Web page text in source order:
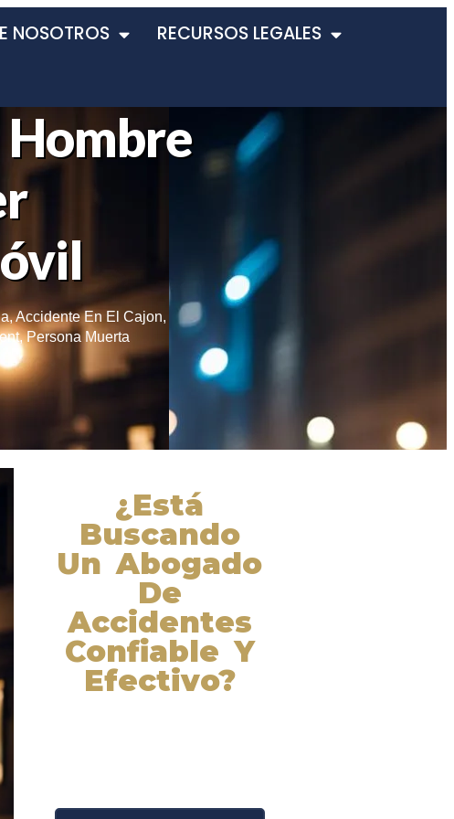
NOSOTROS RECURSOS LEGALES
Hombre
,Accidente En El Cajon,
,Persona Muerta
¿Está
Buscando
Un Abogado
De
Accidentes
Confiable Y
Efectivo?